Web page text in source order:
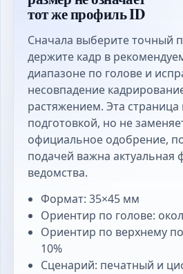
тот же профиль ID
Сначала выберите точный
держите кадр в
диапазоне по голове и
несовпадение
растяжением. Эта страница
подготовкой, но не
официальное одобрение,
подачей важна актуальная
ведомства.
Формат: 35×45 мм
Ориентир по голове:
Ориентир по верхнему
10%
Сценарий: печатный и